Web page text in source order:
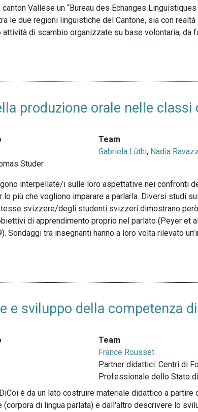
Vallese un “Bureau des Echanges
le due regioni linguistiche del Cantone, sia con
attività di scambio organizzate su base volontaria, da
produzione orale nelle
Studer
Team
Gabriela Lüthi, Nadia
interpellate/i sulle loro aspettative nei confronti
lo più che vogliono imparare a parlarla. Diversi studi
svizzere/degli studenti svizzeri dimostrano
di apprendimento proprio nel parlato (Peyer et
Sondaggi tra insegnanti hanno a loro volta rilevato
e sviluppo della competenza
Team
France Rousset
Partner didattici: Centri di
Professionale dello Stato
è da un lato costruire materiale didattico a partire
(corpora di lingua parlata) e dall'altro descrivere lo